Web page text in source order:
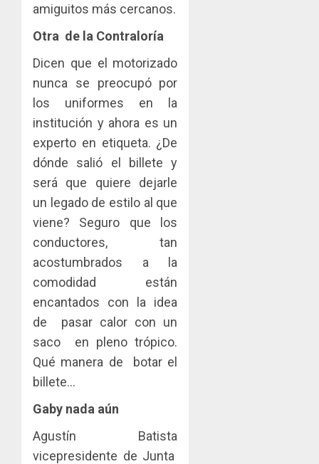
amiguitos más cercanos.
Otra de la Contraloría
Dicen que el motorizado
nunca se preocupó por
los uniformes en la
institución y ahora es un
experto en etiqueta. ¿De
dónde salió el billete y
será que quiere dejarle
un legado de estilo al que
viene? Seguro que los
conductores, tan
acostumbrados a la
comodidad están
encantados con la idea
de pasar calor con un
saco en pleno trópico.
Qué manera de botar el
billete…
Gaby nada aún
Agustín Batista
vicepresidente de Junta